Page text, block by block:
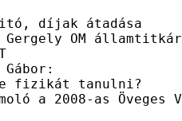
díjak átadása
OM
fizikát tanulni?
a 2008-as Öveges